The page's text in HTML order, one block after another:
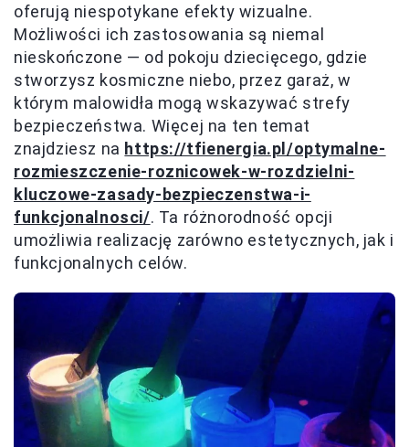
oferują niespotykane efekty wizualne.
Możliwości ich zastosowania są niemal
nieskończone — od pokoju dziecięcego, gdzie
stworzysz kosmiczne niebo, przez garaż, w
którym malowidła mogą wskazywać strefy
bezpieczeństwa. Więcej na ten temat
znajdziesz na https://tfienergia.pl/optymalne-
rozmieszczenie-roznicowek-w-rozdzielni-
kluczowe-zasady-bezpieczenstwa-i-
funkcjonalnosci/. Ta różnorodność opcji
umożliwia realizację zarówno estetycznych, jak i
funkcjonalnych celów.